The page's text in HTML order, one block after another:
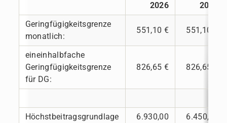
2026
2025
Geringfügigkeitsgrenze
monatlich:
551,10 € 551,10 €
eineinhalbfache
Geringfügigkeitsgrenze
für DG:
826,65 € 826,65 €
Höchstbeitragsgrundlage
6.930,00
6.450,00